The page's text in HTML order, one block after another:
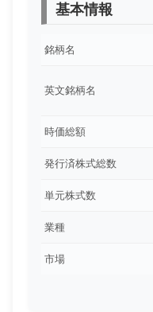
基本情報
銘柄名
英文銘柄名
時価総額
発行済株式総数
単元株式数
業種
市場